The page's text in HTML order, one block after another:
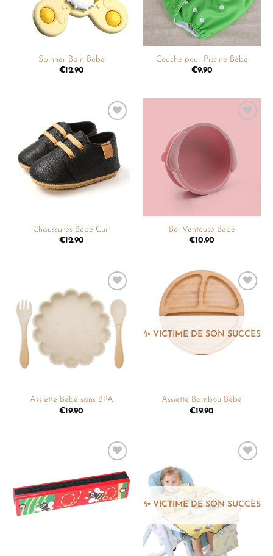
Spinner Bain Bébé
€12.90
Couche pour Piscine Bébé
€9.90
à la
liste de
souhaits
Chaussures Bébé Cuir
€12.90
liste de
Bol Ventouse Bébé
€10.90
Ajouter
à la
liste de
souhaits
Assiette Bébé sans BPA
€19.90
Ajouter
à la
liste de
Assiette Bambou Bébé
€19.90
à la
liste de
souhaits